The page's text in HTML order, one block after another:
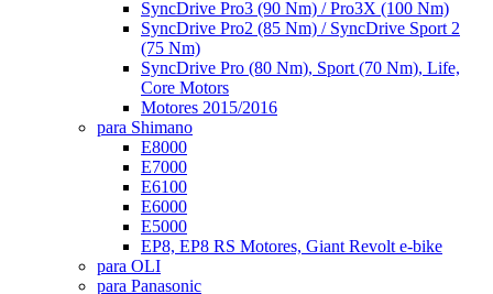
SyncDrive Pro3 (90 Nm) / Pro3X (100 Nm)
SyncDrive Pro2 (85 Nm) / SyncDrive Sport 2
(75 Nm)
SyncDrive Pro (80 Nm), Sport (70 Nm), Life,
Core Motors
Motores 2015/2016
para Shimano
E8000
E7000
E6100
E6000
E5000
EP8, EP8 RS Motores, Giant Revolt e-bike
para OLI
para Panasonic